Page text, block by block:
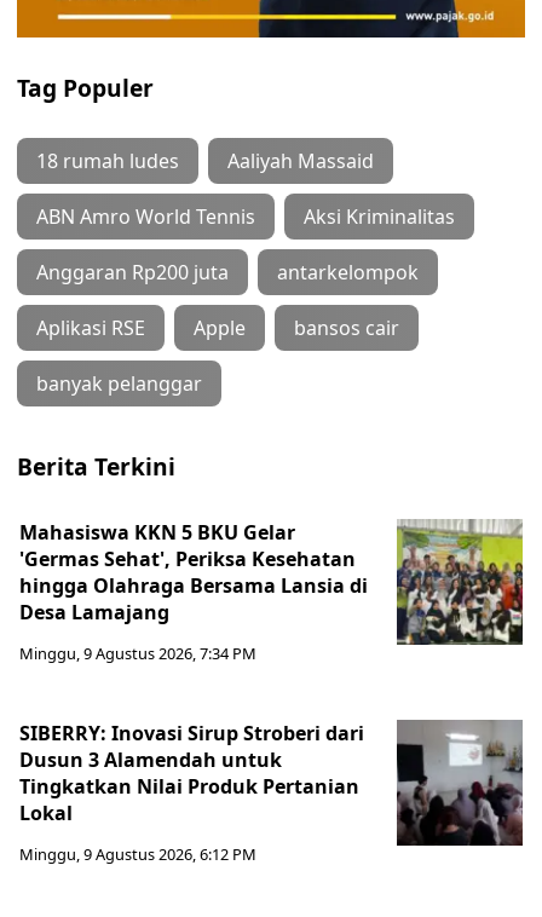
Tag Populer
18 rumah ludes Aaliyah Massaid
ABN Amro World Tennis Aksi Kriminalitas
Anggaran Rp200 juta antarkelompok
Aplikasi RSE Apple bansos cair
banyak pelanggar
Berita Terkini
Mahasiswa KKN 5 BKU Gelar
'Germas Sehat', Periksa Kesehatan
hingga Olahraga Bersama Lansia di
Desa Lamajang
Minggu, 9 Agustus 2026, 7:34 PM
SIBERRY: Inovasi Sirup Stroberi dari
Dusun 3 Alamendah untuk
Tingkatkan Nilai Produk Pertanian
Lokal
Minggu, 9 Agustus 2026, 6:12 PM